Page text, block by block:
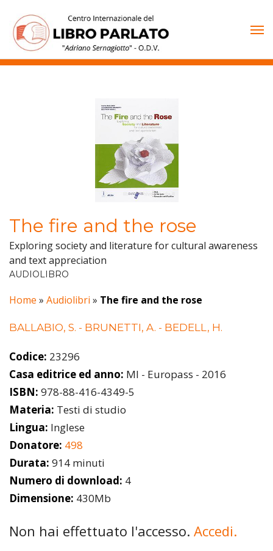
contenuto
The fire and the rose
Exploring society and literature for cultural awareness
and text appreciation
AUDIOLIBRO
Home » Audiolibri » The fire and the rose
BALLABIO, S. - BRUNETTI, A. - BEDELL, H.
Codice: 23296
Casa editrice ed anno: MI - Europass - 2016
ISBN: 978-88-416-4349-5
Materia: Testi di studio
Lingua: Inglese
Donatore: 498
Durata: 914 minuti
Numero di download: 4
Dimensione: 430Mb
Non hai effettuato l'accesso. Accedi.